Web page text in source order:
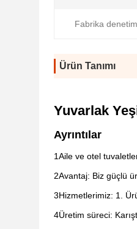
Fabrika
Ürün Tanımı
Yuvarlak
Ayrıntılar
1Aile ve otel
2Avantaj: Biz güçlü
3Hizmetlerimiz: 1.
4Üretim süreci: